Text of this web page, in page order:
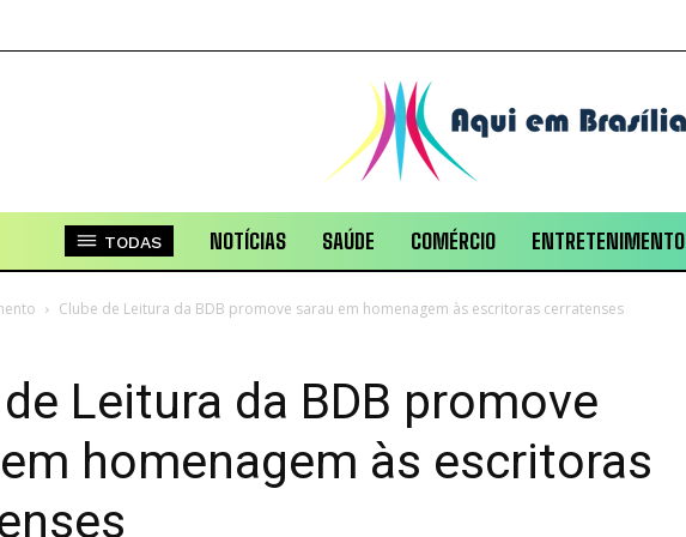
TODAS NOTÍCIAS SAÚDE COMÉRCIO ENTRETENIMENTO
Clube de Leitura da BDB promove sarau em homenagem às escritoras cerratenses
Leitura da BDB promove
homenagem às escritoras